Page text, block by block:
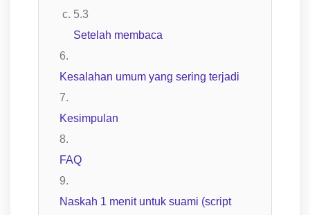
Setelah membaca
Kesalahan umum yang sering terjadi
Kesimpulan
FAQ
Naskah 1 menit untuk suami (script